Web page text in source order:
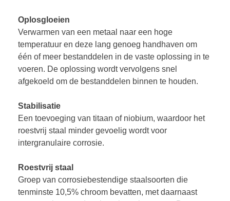
Oplosgloeien
Verwarmen van een metaal naar een hoge
temperatuur en deze lang genoeg handhaven om
één of meer bestanddelen in de vaste oplossing in te
voeren. De oplossing wordt vervolgens snel
afgekoeld om de bestanddelen binnen te houden.
Stabilisatie
Een toevoeging van titaan of niobium, waardoor het
roestvrij staal minder gevoelig wordt voor
intergranulaire corrosie.
Roestvrij staal
Groep van corrosiebestendige staalsoorten die
tenminste 10,5% chroom bevatten, met daarnaast